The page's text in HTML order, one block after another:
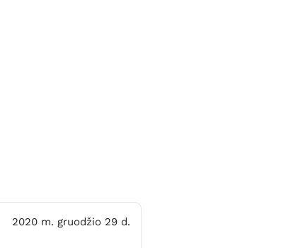
2020 m. gruodžio 29 d.